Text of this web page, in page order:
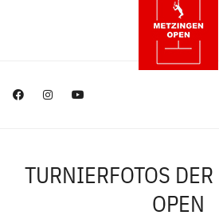
TURNIERFOTOS
OPEN